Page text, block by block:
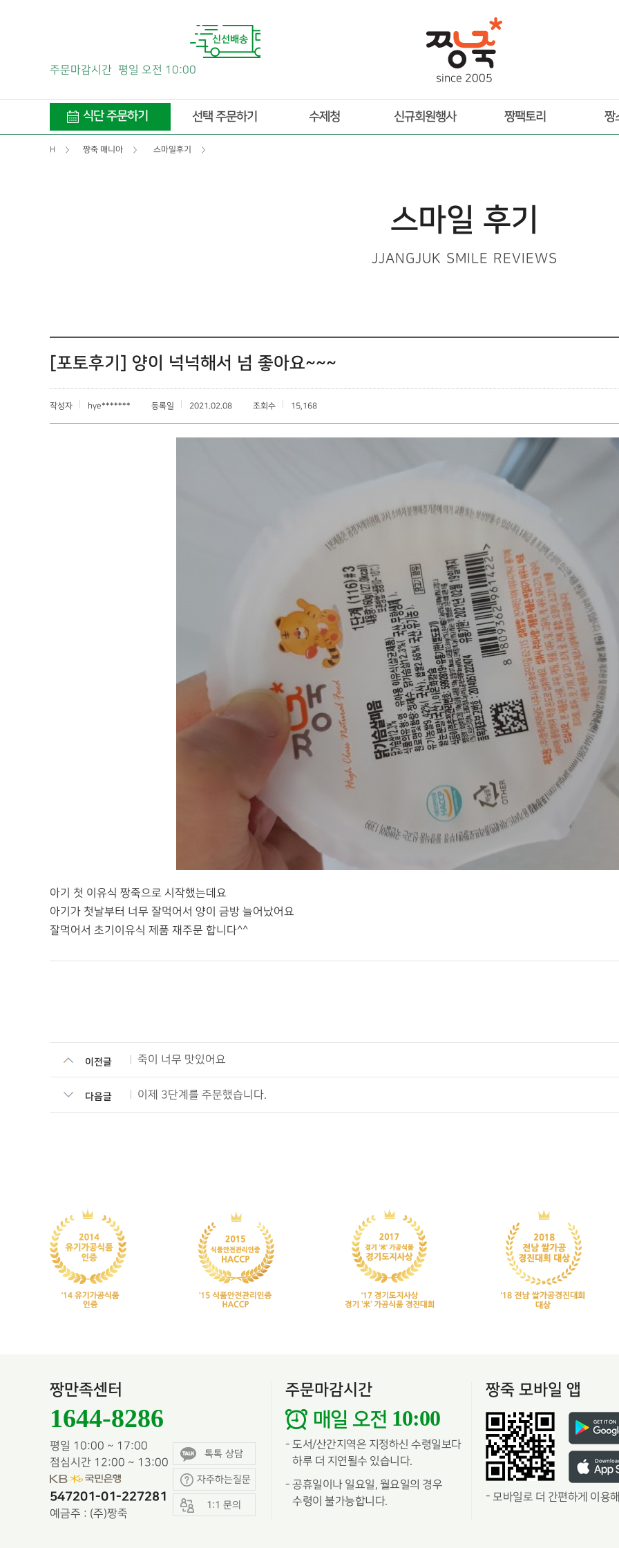
주문마감시간 평일 오전 10:00
since 2005
식단 주문하기 선택 주문하기 수제청 신규회원행사 짱팩토리 짱
H 짱죽 매니아 스마일후기
스마일 후기
JJANGJUK SMILE REVIEWS
[포토후기] 양이 넉넉해서 넘 좋아요~~~
작성자 hye******* 등록일 2021.02.08 조회수 15,168
아기 첫 이유식 짱죽으로 시작했는데요
아기가 첫날부터 너무 잘먹어서 양이 금방 늘어났어요
잘먹어서 초기이유식 제품 재주문 합니다^^
이전글 죽이 너무 맛있어요
이제 3단계를 주문했습니다.
다음글
짱만족센터
1644-8286
평일 10:00 ~ 17:00
점심시간 12:00 ~ 13:00
547201-01-227281
예금주 : (주)짱죽
톡톡 상담
자주하는질문
1:1 문의
주문마감시간
매일 오전 10:00
- 도서/산간지역은 지정하신 수령일보다
하루 더 지연될수 있습니다.
- 공휴일이나 일요일, 월요일의 경우
수령이 불가능합니다.
짱죽 모바일 앱
- 모바일로 더 간편하게 이용